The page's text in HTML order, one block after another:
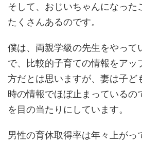
そして、おじいちゃんになった
たくさんあるのです。
僕は、両親学級の先生をやって
で、比較的子育ての情報をアッ
方だとは思いますが、妻は子ど
時の情報でほぼ止まっているの
を目の当たりにしています。
男性の育休取得率は年々上がっ